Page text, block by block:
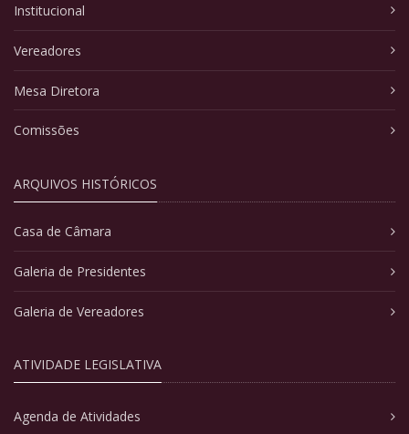
Institucional
Vereadores
Mesa Diretora
Comissões
ARQUIVOS HISTÓRICOS
Casa de Câmara
Galeria de Presidentes
Galeria de Vereadores
ATIVIDADE LEGISLATIVA
Agenda de Atividades